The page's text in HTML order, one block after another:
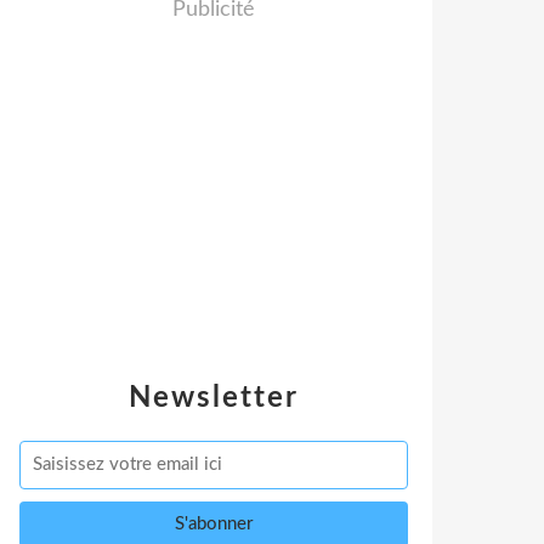
Newsletter
Publicité